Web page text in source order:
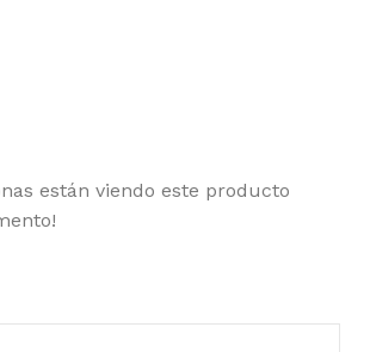
están viendo este producto